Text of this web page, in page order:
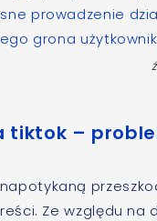
prowadzenie
grona
tiktok –
Ze względu na